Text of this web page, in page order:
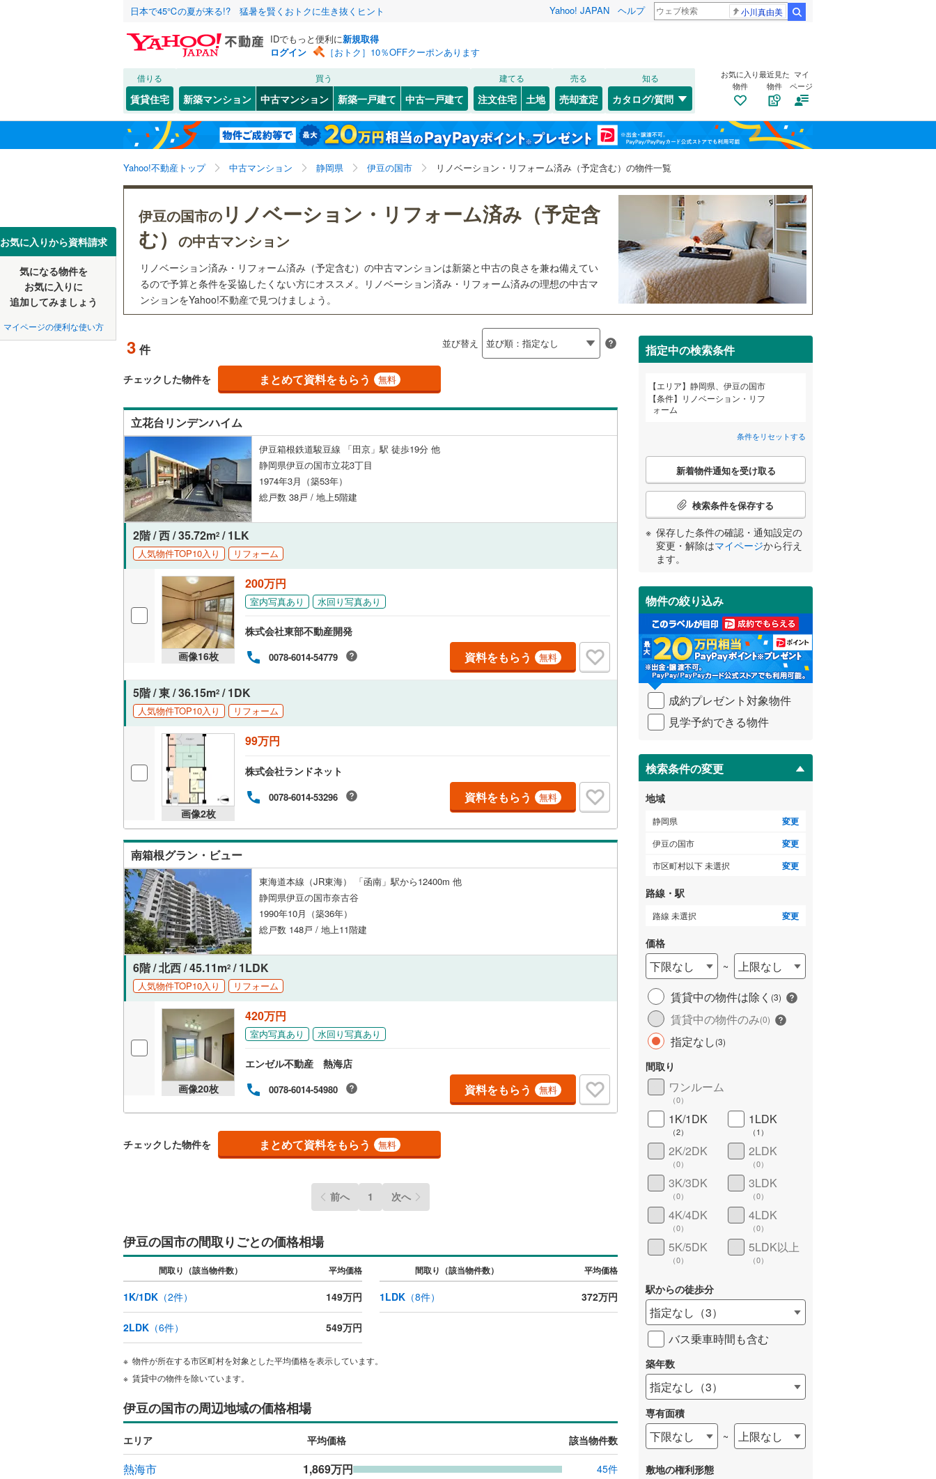
日本で45℃の夏が来る!? 猛暑を賢くおトクに生き抜くヒント Yahoo! JAPAN ヘルプ 小川真由美
IDでもっと便利に新規取得
ログイン
［おトク］10％OFFクーポンあります
借りる
賃貸住宅
買う
新築マンション 中古マンション 新築一戸建て 中古一戸建て
建てる
注文住宅 土地
売る
売却査定
知る
カタログ/質問
お気に入り
物件
最近見た
物件
マイ
ページ
Yahoo!不動産トップ 中古マンション 静岡県 伊豆の国市 リノベーション・リフォーム済み（予定含む）の物件一覧
お気に入りから資料請求
気になる物件を
お気に入りに
追加してみましょう
マイページの便利な使い方
伊豆の国市の リノベーション・リフォーム済み（予定含
む） の中古マンション
リノベーション済み・リフォーム済み（予定含む）の中古マンションは新築と中古の良さを兼ね備えてい
るので予算と条件を妥協したくない方にオススメ。リノベーション済み・リフォーム済みの理想の中古マ
ンションをYahoo!不動産で見つけましょう。
3 件 並び替え
チェックした物件を まとめて資料をもらう 無料
立花台リンデンハイム
伊豆箱根鉄道駿豆線 「田京」駅 徒歩19分 他
静岡県伊豆の国市立花3丁目
1974年3月（築53年）
総戸数 38戸 / 地上5階建
2階 / 西 / 35.72m2 / 1LK
人気物件TOP10入り リフォーム
画像16枚
200万円
室内写真あり 水回り写真あり
株式会社東部不動産開発
0078-6014-54779 資料をもらう 無料
5階 / 東 / 36.15m2 / 1DK
人気物件TOP10入り リフォーム
画像2枚
99万円
株式会社ランドネット
0078-6014-53296 資料をもらう 無料
南箱根グラン・ビュー
東海道本線（JR東海） 「函南」駅から12400m 他
静岡県伊豆の国市奈古谷
1990年10月（築36年）
総戸数 148戸 / 地上11階建
6階 / 北西 / 45.11m2 / 1LDK
人気物件TOP10入り リフォーム
画像20枚
420万円
室内写真あり 水回り写真あり
エンゼル不動産 熱海店
0078-6014-54980 資料をもらう 無料
チェックした物件を まとめて資料をもらう 無料
前へ 1 次へ
伊豆の国市の間取りごとの価格相場
間取り（該当物件数） 平均価格 間取り（該当物件数） 平均価格
1K/1DK （2件） 149万円 1LDK（8件） 372万円
2LDK （6件） 549万円
物件が所在する市区町村を対象とした平均価格を表示しています。
賃貸中の物件を除いています。
伊豆の国市の周辺地域の価格相場
エリア 平均価格 該当物件数
熱海市 1,869万円 45件
指定中の検索条件
エリア
静岡県、伊豆の国市
条件
リノベーション・リフ
ォーム
条件をリセットする
こ
検
条
件
受
け
取
る
・
条
件
を
イ
ペ
ジ
に
保
存
す
る
新着物件通知を受け取る
検索条件を保存する
保存した条件の確認・通知設定の
変更・解除はマイページから行え
ます。
物件の絞り込み
成約プレゼント対象物件
見学予約できる物件
検索条件の変更
地域
静岡県 変更
伊豆の国市 変更
市区町村以下 未選択 変更
路線・駅
路線 未選択 変更
価格
下限なし ~
上限なし
賃貸中の物件は除く (3)
賃貸中の物件のみ(0)
指定なし(3)
間取り
ワンルーム
（0）
1K/1DK
（2）
1LDK
（1 ）
2K/2DK
（0）
2LDK
（0）
3K/3DK
（0）
3LDK
（0）
4K/4DK
（0）
4LDK
（0）
5K/5DK
（0）
5LDK以上
（0）
駅からの徒歩分
指定なし （3）
バス乗車時間も含む
築年数
指定なし （3）
専有面積
下限なし ~ 上限なし
敷地の権利形態
北海道 北海道
東北 青森 岩手 宮城 秋田 山形 福島
関東 東京 神奈川 埼玉 千葉 茨城 栃木
新潟 石川 福井
東海 愛知
近畿 大阪 兵庫 京都 滋賀 奈良 和歌山
中国 鳥取 島根 岡山 広島 山口
高知
福岡 佐賀 長崎 鹿児島 沖縄
該当物件0件
静岡市 葵区(10) 駿河区(6) 清水区(2)
( ) 天竜区
かの地域
三島市(9)
富士宮市(1 伊東市(5) 島田市(0
富士市
焼津市(0)
掛川市( 1 ) 藤枝市 (1) 御殿場市(2)
袋井市 (0 ) 裾野市(1)
伊豆市(0)
伊豆の国市(3) 牧之原市(0)
賀茂郡東伊豆町(0) 賀茂郡南伊豆町 (0)
賀茂郡松崎町(0) 賀茂郡西伊豆町(0) 田方郡函南町
駿東郡清水町(1) 駿東郡長泉町(2)
榛原郡吉田町(0) 周智郡森町(0)
該当物件0件
立花(2) 奈古谷(1)
該当物件0件
JR 東海道本線（JR東日本）(1) 伊東線(1) 東海道本線（JR東海）(
御殿場線(0) 身延線(0) 飯田線(0)
東海道新幹線 (1)
岳南鉄道線
静岡鉄道静岡清水線 (0) 大井川鐵道大井川本線
該当物件0件
該当物件0件
こだわり条件 リフォーム、リノベーション
リノベーション・リフォーム
（3）
築古・築30年以上（3）
共用設備
24時間ゴミ出し可（0 ） 自転車置き場
トランクルーム （ エレベーター 1） バイク置き場（0）
（2）
防犯カメラ（0）
管理・管理規約
24時間有人管理
配置、向き、建ち方、日当たり
角住戸（1）
（0）
2階以上 （3）
階下に住戸なし（0） メゾネット（0）
構造・規模・施工・品質・工法関連
耐震構造 （1） 制震構造 （0）
（0）
低層マンション（4階建て以
下）（ 0 ）
立地
最寄りの駅が始発駅（0） 小学校まで1km以内（0）
キッズルーム（0） ゲストルーム（0）
設備
床暖房
ＴＶモニタ付インターホン
（1）
間取り、居室全体
リビングダイニング15畳以上
（0）
キッチン
独立型キッチン（0） 対面キッチン（0）
浴室
浴室乾燥機あり
バルコニー、庭
ルーフバルコニー（ 専用庭（ 0 ） ワイドバルコニー
収納
ウォークインクローゼット
（0）
販売、価格、契約、入居関連など
オンライン対応
オンライン内見(相談)可 （0）
オンライン対応とは？ 詳しく見る
該当物件0件
検索条件を保存しました
この検索条件の新着物件通知は、 マイページから設定できます。
保存した条件を見る
静岡県、伊豆の国市、リノベーション・リフォーム
マイページ